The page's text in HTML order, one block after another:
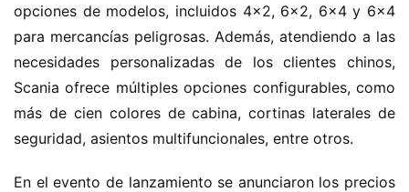
opciones de modelos, incluidos 4×2, 6×2, 6×4 y 6×4
para mercancías peligrosas. Además, atendiendo a las
necesidades personalizadas de los clientes chinos,
Scania ofrece múltiples opciones configurables, como
más de cien colores de cabina, cortinas laterales de
seguridad, asientos multifuncionales, entre otros.
En el evento de lanzamiento se anunciaron los precios